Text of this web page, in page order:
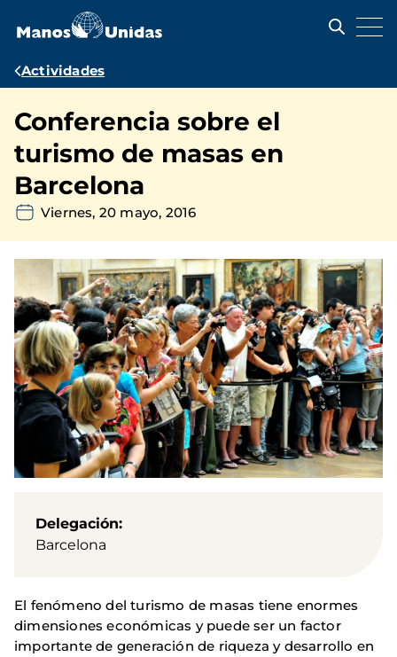
contenido
Ruta
navegación
Actividades
Conferencia sobre el
turismo de masas en
Barcelona
Viernes, 20 mayo, 2016
Delegación
Barcelona
El fenómeno del turismo de masas tiene enormes
dimensiones económicas y puede ser un factor
importante de generación de riqueza y desarrollo en